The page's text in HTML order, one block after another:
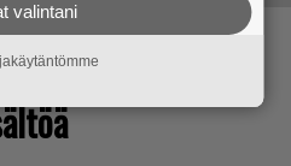
30 vuotta sitten
sai
valintani